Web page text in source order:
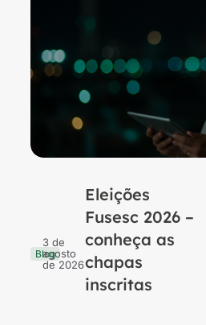
Blog
3 de
agosto
de 2026
Eleições
Fusesc 2026 –
conheça as
chapas
inscritas